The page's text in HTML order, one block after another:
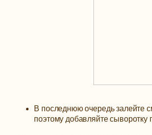
В последнюю очередь залейте
поэтому добавляйте сыворотку